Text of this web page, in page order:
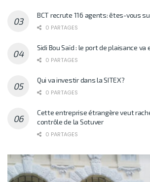
BCT recrute 116 agents: êtes-vous
0 PARTAGES
Sidi Bou Saïd : le port de plaisance
0 PARTAGES
Qui va investir dans la SITEX?
0 PARTAGES
Cette entreprise étrangère veut
contrôle de la Sotuver
0 PARTAGES